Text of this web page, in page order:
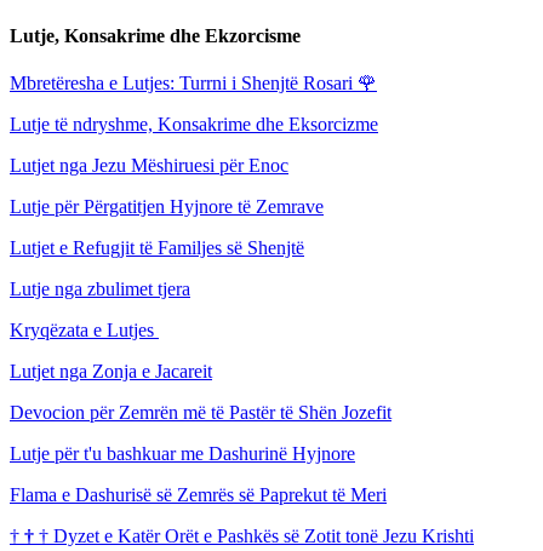
Lutje, Konsakrime dhe Ekzorcisme
Mbretëresha e Lutjes: Turrni i Shenjtë Rosari 🌹
Lutje të ndryshme, Konsakrime dhe Eksorcizme
Lutjet nga Jezu Mëshiruesi për Enoc
Lutje për Përgatitjen Hyjnore të Zemrave
Lutjet e Refugjit të Familjes së Shenjtë
Lutje nga zbulimet tjera
Kryqëzata e Lutjes
Lutjet nga Zonja e Jacareit
Devocion për Zemrën më të Pastër të Shën Jozefit
Lutje për t'u bashkuar me Dashurinë Hyjnore
Flama e Dashurisë së Zemrës së Paprekut të Meri
† † † Dyzet e Katër Orët e Pashkës së Zotit tonë Jezu Krishti